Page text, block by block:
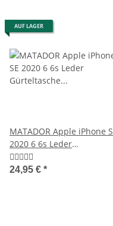
AUF LAGER
MATADOR Apple iPhone
2020 6 6s Leder
Gürteltasche Quer Braun
24,95 € *